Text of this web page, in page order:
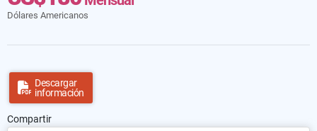
Dólares Americanos
Descargar
información
Compartir